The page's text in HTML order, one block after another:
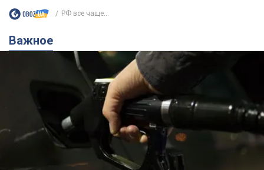
РФ все чаще...
Важное